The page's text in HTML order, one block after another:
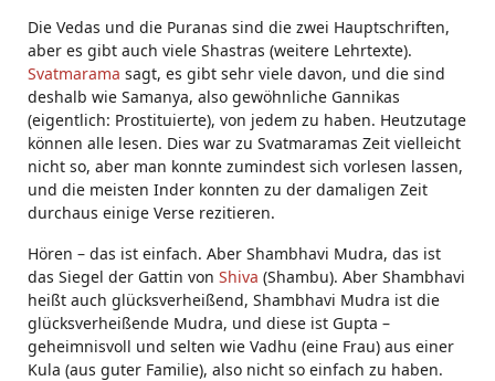
Die Vedas und die Puranas sind die zwei Hauptschriften,
aber es gibt auch viele Shastras (weitere Lehrtexte).
Svatmarama sagt, es gibt sehr viele davon, und die sind
deshalb wie Samanya, also gewöhnliche Gannikas
(eigentlich: Prostituierte), von jedem zu haben. Heutzutage
können alle lesen. Dies war zu Svatmaramas Zeit vielleicht
nicht so, aber man konnte zumindest sich vorlesen lassen,
und die meisten Inder konnten zu der damaligen Zeit
durchaus einige Verse rezitieren.
Hören – das ist einfach. Aber Shambhavi Mudra, das ist
das Siegel der Gattin von Shiva (Shambu). Aber Shambhavi
heißt auch glücksverheißend, Shambhavi Mudra ist die
glücksverheißende Mudra, und diese ist Gupta –
geheimnisvoll und selten wie Vadhu (eine Frau) aus einer
Kula (aus guter Familie), also nicht so einfach zu haben.